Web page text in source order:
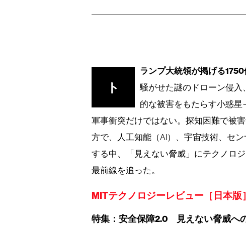
ト
ランプ大統領が掲げる
騒がせた謎のドローン侵
的な被害をもたらす小惑
軍事衝突だけではない。探知困難で被
方で、人工知能（AI）、宇宙技術、セ
する中、「見えない脅威」にテクノロ
最前線を追った。
MITテクノロジーレビュー［日本版
特集：安全保障2.0 見えない脅威へ